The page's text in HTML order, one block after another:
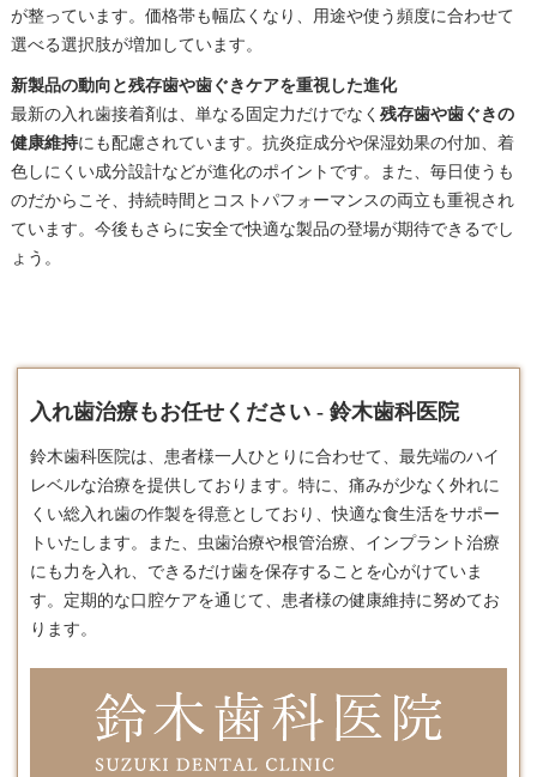
が整っています。価格帯も幅広くなり、用途や使う頻度に合わせて
選べる選択肢が増加しています。
新製品の動向と残存歯や歯ぐきケアを重視した進化
最新の入れ歯接着剤は、単なる固定力だけでなく 残存歯や歯ぐきの
健康維持にも配慮されています。抗炎症成分や保湿効果の付加、着
色しにくい成分設計などが進化のポイントです。また、毎日使うも
のだからこそ、持続時間とコストパフォーマンスの両立も重視され
ています。今後もさらに安全で快適な製品の登場が期待できるでし
ょう。
入れ歯治療もお任せください - 鈴木歯科医院
鈴木歯科医院は、患者様一人ひとりに合わせて、最先端のハイ
レベルな治療を提供しております。​特に、痛みが少なく外れに
くい総入れ歯の作製を得意としており、快適な食生活をサポー
トいたします。​また、虫歯治療や根管治療、インプラント治療
にも力を入れ、できるだけ歯を保存することを心がけていま
す。​定期的な口腔ケアを通じて、患者様の健康維持に努めてお
ります。